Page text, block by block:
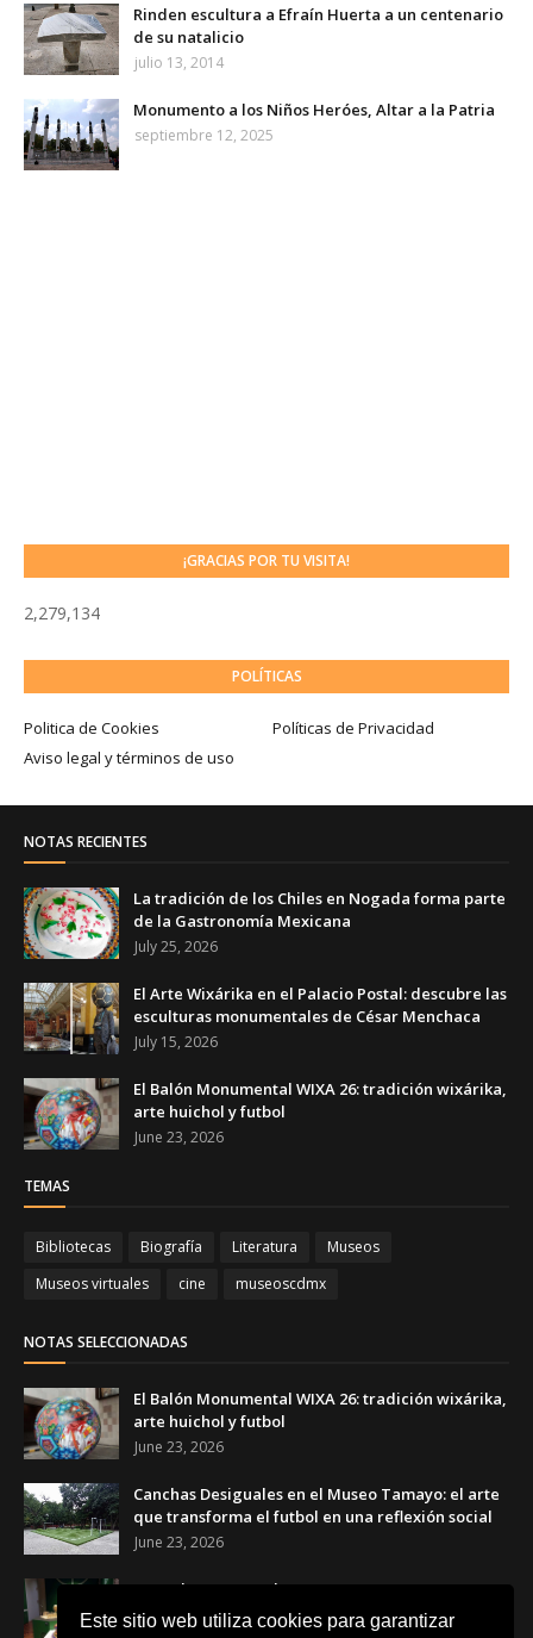
Este sitio web utiliza cookies para garantizar
Rinden escultura a Efraín Huerta a un centenario
de su natalicio
julio 13, 2014
Monumento a los Niños Heróes, Altar a la Patria
septiembre 12, 2025
¡GRACIAS POR TU VISITA!
2,279,134
POLÍTICAS
Politica de Cookies
Políticas de Privacidad
Aviso legal y términos de uso
NOTAS RECIENTES
La tradición de los Chiles en Nogada forma parte
de la Gastronomía Mexicana
July 25, 2026
El Arte Wixárika en el Palacio Postal: descubre las
esculturas monumentales de César Menchaca
July 15, 2026
El Balón Monumental WIXA 26: tradición wixárika,
arte huichol y futbol
June 23, 2026
TEMAS
Bibliotecas Biografía Literatura
Museos
Museos virtuales
cine museoscdmx
NOTAS SELECCIONADAS
El Balón Monumental WIXA 26: tradición wixárika,
arte huichol y futbol
June 23, 2026
Canchas Desiguales en el Museo Tamayo: el arte
que transforma el futbol en una reflexión social
June 23, 2026
Copa de Arte Popular Banamex 2026: artesanas y
artesanos mexicanos celebran el futbol a través